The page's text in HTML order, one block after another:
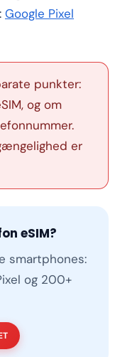
Google Pixel
punkter:
og om
er
eSIM?
smartphones:
og 200+